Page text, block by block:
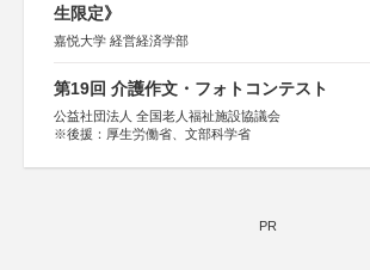
生限定》
嘉悦大学 経営経済学部
第19回 介護作文・フォトコンテスト
公益社団法人 全国老人福祉施設協議会
※後援：厚生労働省、文部科学省
PR